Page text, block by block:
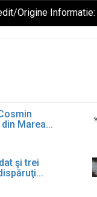
Origine Informatie:
Marea...
şi trei